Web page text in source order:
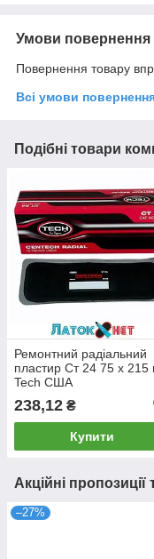
Умови повернення
Повернення товару
Всі умови
Подібні товари
Ремонтний радіальний
пластир Ст 24 75 х 215
Tech США
238,12 ₴
Купити
Акційні пропозиції
–27%